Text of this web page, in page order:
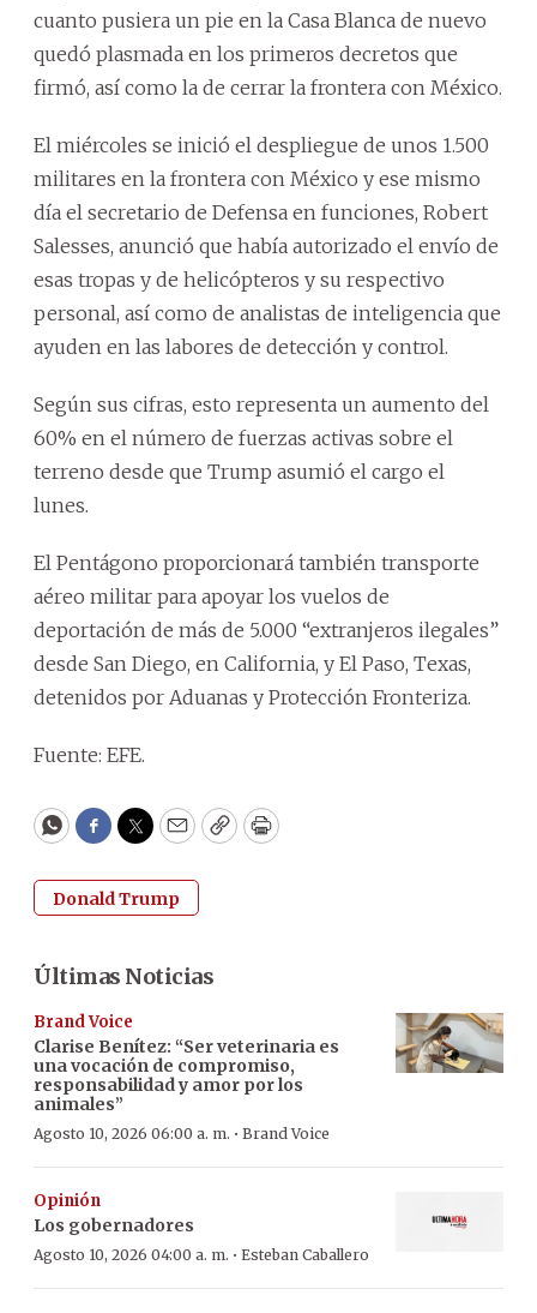
cuanto pusiera un pie en la Casa Blanca de nuevo
quedó plasmada en los primeros decretos que
firmó, así como la de cerrar la frontera con México.
El miércoles se inició el despliegue de unos 1.500
militares en la frontera con México y ese mismo
día el secretario de Defensa en funciones, Robert
Salesses, anunció que había autorizado el envío de
esas tropas y de helicópteros y su respectivo
personal, así como de analistas de inteligencia que
ayuden en las labores de detección y control.
Según sus cifras, esto representa un aumento del
60% en el número de fuerzas activas sobre el
terreno desde que Trump asumió el cargo el
lunes.
El Pentágono proporcionará también transporte
aéreo militar para apoyar los vuelos de
deportación de más de 5.000 “extranjeros ilegales”
desde San Diego, en California, y El Paso, Texas,
detenidos por Aduanas y Protección Fronteriza.
Fuente: EFE.
WhatsApp
Facebook
Twitter
EmailCopyPrint
Donald Trump
Últimas Noticias
Brand Voice
Clarise Benítez: “Ser veterinaria es
una vocación de compromiso,
responsabilidad y amor por los
animales”
Agosto 10, 2026 06:00 a. m. · Brand Voice
Opinión
Los gobernadores
Agosto 10, 2026 04:00 a. m. · Esteban Caballero